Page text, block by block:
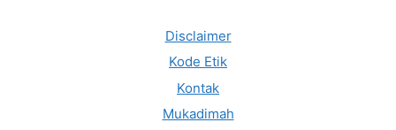
Disclaimer
Kode Etik
Kontak
Mukadimah